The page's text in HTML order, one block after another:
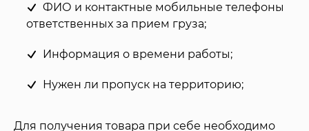
ФИО и контактные мобильные телефоны
ответственных за прием груза;
Информация о времени работы;
Нужен ли пропуск на территорию;
Для получения товара при себе необходимо